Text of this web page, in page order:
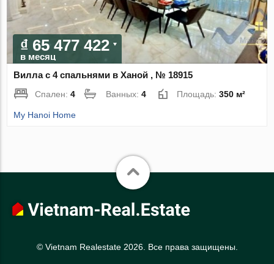
₫ 65 477 422
в месяц
Вилла с 4 спальнями в Ханой , № 18915
Спален:4 Ванных:4 Площадь:350 м²
My Hanoi Home
© Vietnam Realestate 2026. Все права защищены.